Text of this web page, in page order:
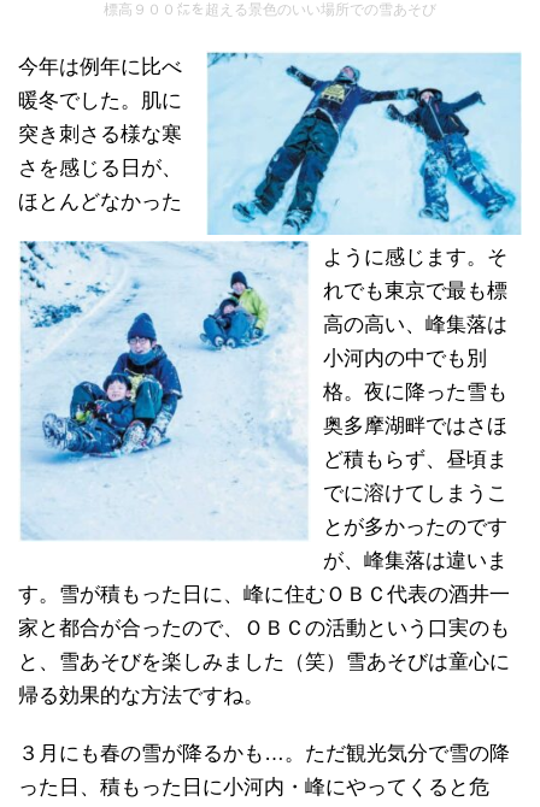
標高９００㍍を超える景色のいい場所での雪あそび
今年は例年に比べ
暖冬でした。肌に
突き刺さる様な寒
さを感じる日が、
ほとんどなかった
ように感じます。そ
れでも東京で最も標
高の高い、峰集落は
小河内の中でも別
格。夜に降った雪も
奥多摩湖畔ではさほ
ど積もらず、昼頃ま
でに溶けてしまうこ
とが多かったのです
が、峰集落は違いま
す。雪が積もった日に、峰に住むＯＢＣ代表の酒井一
家と都合が合ったので、ＯＢＣの活動という口実のも
と、雪あそびを楽しみました（笑）雪あそびは童心に
帰る効果的な方法ですね。
３月にも春の雪が降るかも…。ただ観光気分で雪の降
った日、積もった日に小河内・峰にやってくると危